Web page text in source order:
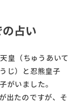
占い
皇（ちゅうあいて
じ）と忍熊皇子
がいました。
出たのですが、そ